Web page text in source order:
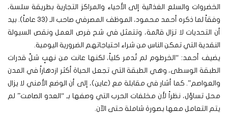
الخضروات والسلع الغذائية إلى الأحياء والمراكز التجارية بطريقة سلسة،
وفقاً لما ذكره أحمد محمود، الموظف المصرفي صاحب الـ (33 عاماً). بيد
أن التحديات لا تزال قائمة، وتتمثل في شح فرص العمل ونقص السيولة
النقدية التي تمكن الناس من شراء احتياجاتهم الضرورية اليومية.
يضيف أحمد: “الخرطوم لم تُدمر كلياً، لكنها عانت من نهبٍ شلّ قدرات
الطبقة الوسطى، وهي الطبقة التي تجعل الحياة أكثر ازدهاراً في المدن
والعواصم”. كما أشار في مقابلة مع (عاين)، إلى أن الوضع الأمني لا يزال
محل تساؤل، نظراً لأن مخلفات الحرب التي وصفها بـ “العدو الصامت” لم
يتم التعامل معها بصورة شاملة حتى الآن.